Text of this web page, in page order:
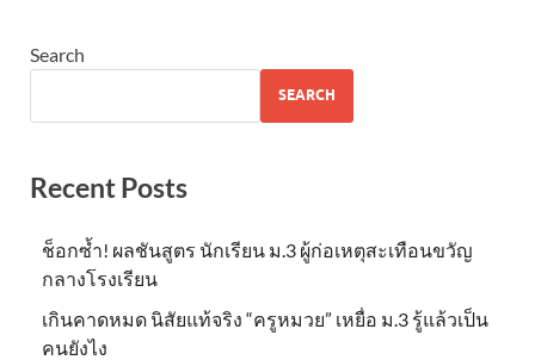
Search
SEARCH
Recent Posts
ช็อกซ้ำ! ผลชันสูตร นักเรียน ม.3 ผู้ก่อเหตุสะเทือนขวัญ
กลางโรงเรียน
เกินคาดหมด นิสัยแท้จริง “ครูหมวย” เหยื่อ ม.3 รู้แล้วเป็น
คนยังไง